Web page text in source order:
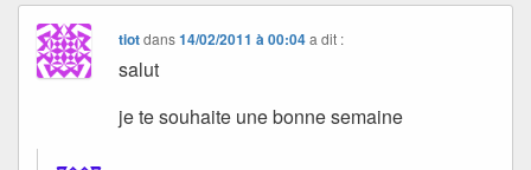
tiotdans14/02/2011 à 00:04 a dit :
salut
je te souhaite une bonne semaine